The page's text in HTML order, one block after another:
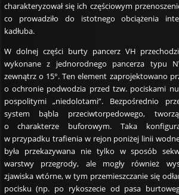
charakteryzował się ich częściowym
co prowadziło do istotnego obciążenia
kadłuba.
W dolnej części burty pancerz VH
wykonane z jednorodnego pancerza typu
zewnątrz o 15°. Ten element zaprojektowano
o ochronie podwodzia przed tzw. pociskami
pospolitymi „niedolotami”. Bezpośrednio
system bąbla przeciwtorpedowego,
o charakterze buforowym. Taka
w przypadku trafienia w rejon poniżej linii
była przekazywana nie tylko w sposób
warstwy przegrody, ale mogły również
zjawiska wtórne, w tym przemieszczanie się
pocisku (np. po rykoszecie od pasa